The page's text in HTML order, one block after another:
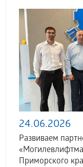
24.06.2026
Развиваем
Приморского